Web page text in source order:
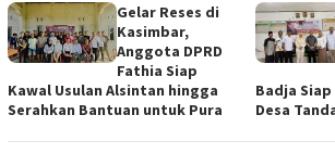
Gelar Reses di
Kasimbar,
Anggota DPRD
Fathia Siap
Kawal Usulan Alsintan hingga
Serahkan Bantuan untuk Pura
Badja
Desa